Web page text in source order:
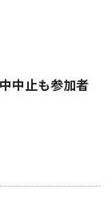
中止も参加者